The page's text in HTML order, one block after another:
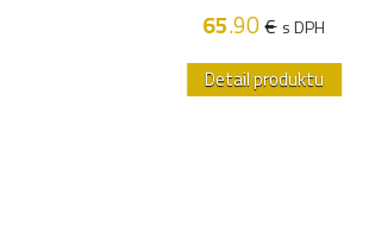
65.90€ s DPH
Detail produktu